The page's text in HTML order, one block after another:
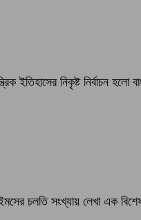
ইতিহাসের নিকৃষ্ট নির্বাচন
চলতি সংখ্যায় লেখা এক